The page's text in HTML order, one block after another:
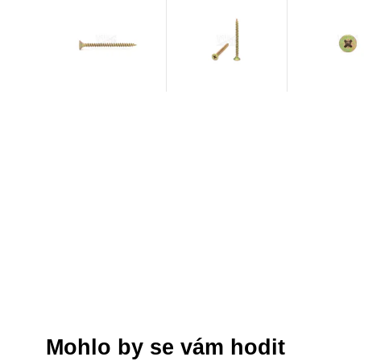
Mohlo by se vám hodit